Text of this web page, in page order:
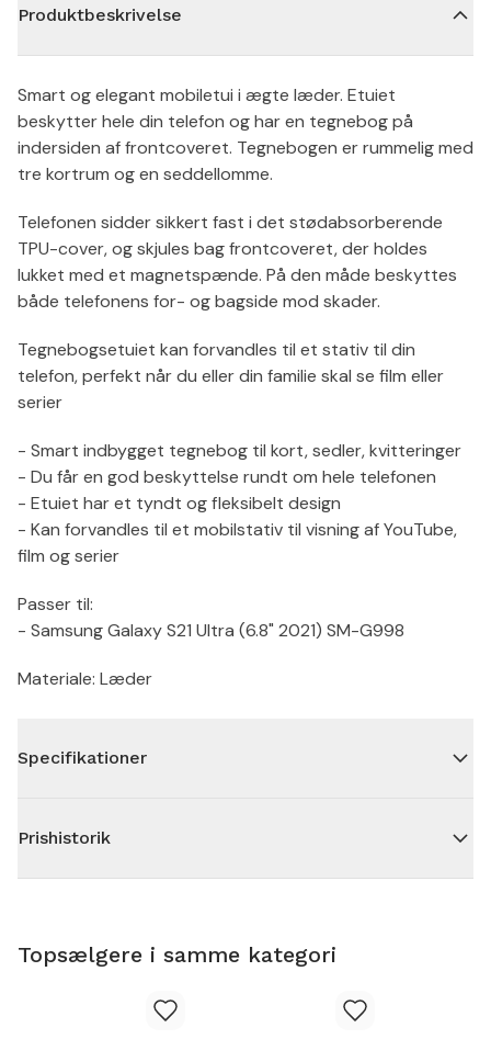
Produktbeskrivelse
Smart og elegant mobiletui i ægte læder. Etuiet
beskytter hele din telefon og har en tegnebog på
indersiden af frontcoveret. Tegnebogen er rummelig med
tre kortrum og en seddellomme.
Telefonen sidder sikkert fast i det stødabsorberende
TPU-cover, og skjules bag frontcoveret, der holdes
lukket med et magnetspænde. På den måde beskyttes
både telefonens for- og bagside mod skader.
Tegnebogsetuiet kan forvandles til et stativ til din
telefon, perfekt når du eller din familie skal se film eller
serier
- Smart indbygget tegnebog til kort, sedler, kvitteringer
- Du får en god beskyttelse rundt om hele telefonen
- Etuiet har et tyndt og fleksibelt design
- Kan forvandles til et mobilstativ til visning af YouTube,
film og serier
Passer til:
- Samsung Galaxy S21 Ultra (6.8" 2021) SM-G998
Materiale: Læder
Specifikationer
Prishistorik
Topsælgere i samme kategori